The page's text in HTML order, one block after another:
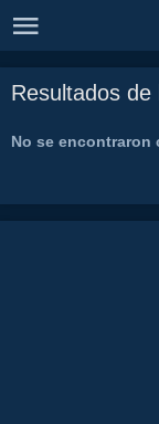
Resultados de
No se